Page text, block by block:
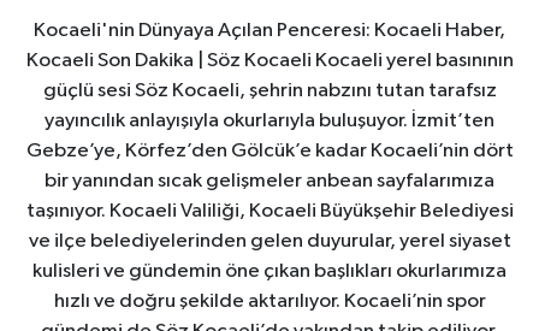
Kocaeli'nin Dünyaya Açılan Penceresi: Kocaeli Haber,
Kocaeli Son Dakika | Söz Kocaeli Kocaeli yerel basınının
güçlü sesi Söz Kocaeli, şehrin nabzını tutan tarafsız
yayıncılık anlayışıyla okurlarıyla buluşuyor. İzmit’ten
Gebze’ye, Körfez’den Gölcük’e kadar Kocaeli’nin dört
bir yanından sıcak gelişmeler anbean sayfalarımıza
taşınıyor. Kocaeli Valiliği, Kocaeli Büyükşehir Belediyesi
ve ilçe belediyelerinden gelen duyurular, yerel siyaset
kulisleri ve gündemin öne çıkan başlıkları okurlarımıza
hızlı ve doğru şekilde aktarılıyor. Kocaeli’nin spor